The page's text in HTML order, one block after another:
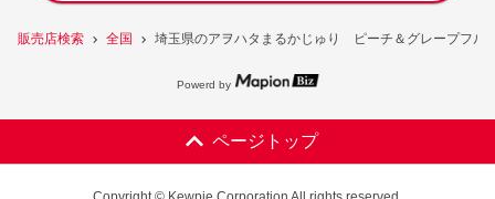
販売店検索 全国 埼玉県のアヲハタまるかじゅり ピーチ＆グレープフル
Powerd by
ページトップ